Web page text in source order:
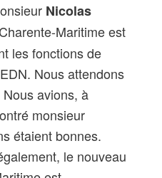
Nicolas
Maritime est
les fonctions de
Nous attendons
avions, à
monsieur
étaient bonnes.
le nouveau